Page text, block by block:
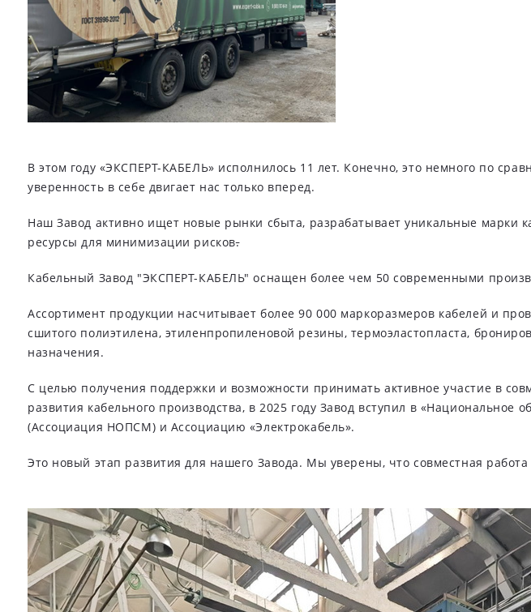
В этом году «ЭКСПЕРТ-КАБЕЛЬ» исполнилось 11 лет. Конечно, это немного по
уверенность в себе двигает нас только вперед.
Наш Завод активно ищет новые рынки сбыта, разрабатывает уникальные марки
ресурсы для минимизации рисков.
Кабельный Завод "ЭКСПЕРТ-КАБЕЛЬ" оснащен более чем 50 современными
Ассортимент продукции насчитывает более 90 000 маркоразмеров кабелей и
сшитого полиэтилена, этиленпропиленовой резины, термоэластопласта,
назначения.
С целью получения поддержки и возможности принимать активное участие в
развития кабельного производства, в 2025 году Завод вступил в
(Ассоциация НОПСМ) и Ассоциацию «Электрокабель».
Это новый этап развития для нашего Завода. Мы уверены, что совместная